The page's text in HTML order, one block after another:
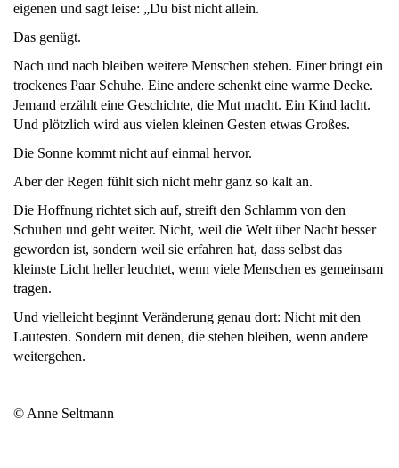
eigenen und sagt leise: „Du bist nicht allein.
Das genügt.
Nach und nach bleiben weitere Menschen stehen. Einer bringt ein
trockenes Paar Schuhe. Eine andere schenkt eine warme Decke.
Jemand erzählt eine Geschichte, die Mut macht. Ein Kind lacht.
Und plötzlich wird aus vielen kleinen Gesten etwas Großes.
Die Sonne kommt nicht auf einmal hervor.
Aber der Regen fühlt sich nicht mehr ganz so kalt an.
Die Hoffnung richtet sich auf, streift den Schlamm von den
Schuhen und geht weiter. Nicht, weil die Welt über Nacht besser
geworden ist, sondern weil sie erfahren hat, dass selbst das
kleinste Licht heller leuchtet, wenn viele Menschen es gemeinsam
tragen.
Und vielleicht beginnt Veränderung genau dort: Nicht mit den
Lautesten. Sondern mit denen, die stehen bleiben, wenn andere
weitergehen.
© Anne Seltmann